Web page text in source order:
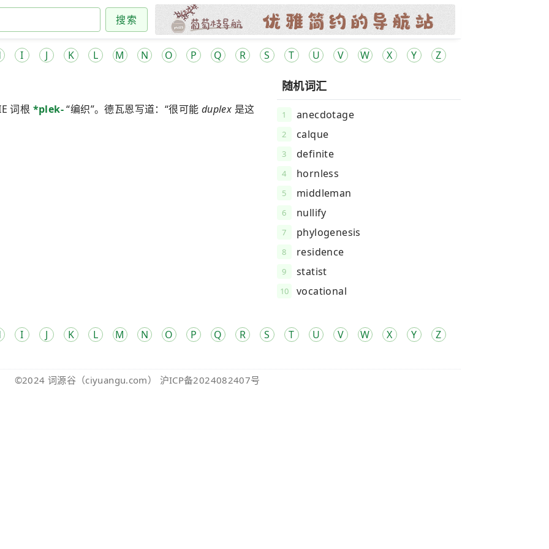
搜索
I J K L M N O P Q R S T U V W X Y Z
词根 *plek-“编织”。德瓦恩写道：“很可能 duplex 是这
随机词汇
1 anecdotage
2 calque
3 definite
4 hornless
5 middleman
6 nullify
7 phylogenesis
8 residence
9 statist
10 vocational
I J K L M N O P Q R S T U V W X Y Z
©2024 词源谷 （ciyuangu.com） 沪ICP备2024082407号